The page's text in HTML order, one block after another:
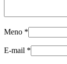
Meno *
E-mail *